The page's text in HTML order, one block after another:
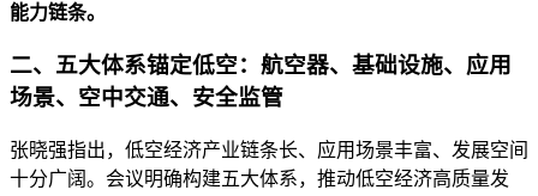
能力链条。
二、五大体系锚定低空：航空器、基础设施、应用
场景、空中交通、安全监管
张晓强指出，低空经济产业链条长、应用场景丰富、发展空间
十分广阔。会议明确构建五大体系，推动低空经济高质量发